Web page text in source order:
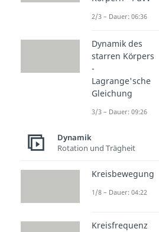
zweiter Art
Ein
eine
ineinander
keine Energie
solches
der Praxis
abgegebene
nicht
umgewandelt
Perpetuum
es also auch
2/3 – Dauer: 06:36
Dynamik des
starren Körpers
-
Lagrange'sche
Gleichung
3/3 – Dauer: 09:26
Dynamik
Rotation und Trägheit
Kreisbewegung
1/8 – Dauer: 04:22
Kreisfrequenz